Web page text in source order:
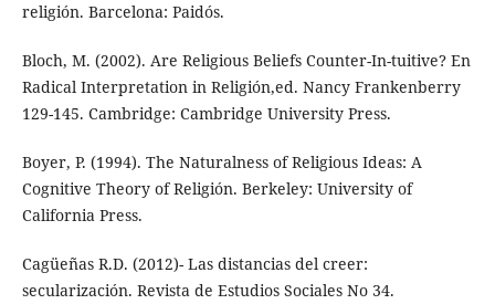
religión. Barcelona: Paidós.
Bloch, M. (2002). Are Religious Beliefs Counter-In-tuitive? En
Radical Interpretation in Religión,ed. Nancy Frankenberry
129-145. Cambridge: Cambridge University Press.
Boyer, P. (1994). The Naturalness of Religious Ideas: A
Cognitive Theory of Religión. Berkeley: University of
California Press.
Cagüeñas R.D. (2012)- Las distancias del creer:
secularización. Revista de Estudios Sociales No 34.